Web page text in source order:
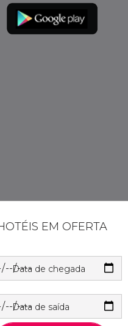
EM OFERTA
Data de chegada
Data de saída